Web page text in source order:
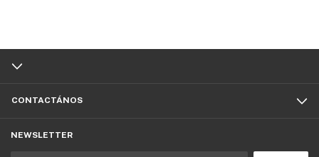
CONTACTÁNOS
NEWSLETTER